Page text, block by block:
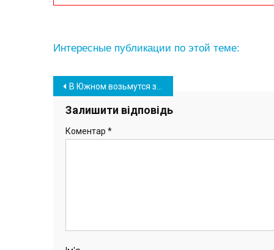
Интересные публикации по этой теме:
Навігація
записів
В Южном возьмутся за реставрацию объектов культурного наследия ОТГ
Залишити відповідь
Коментар *